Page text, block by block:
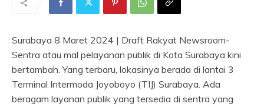
Surabaya 8 Maret 2024 | Draft Rakyat Newsroom-
Sentra atau mal pelayanan publik di Kota Surabaya kini
bertambah. Yang terbaru, lokasinya berada di lantai 3
Terminal Intermoda Joyoboyo (TIJ) Surabaya. Ada
beragam layanan publik yang tersedia di sentra yang